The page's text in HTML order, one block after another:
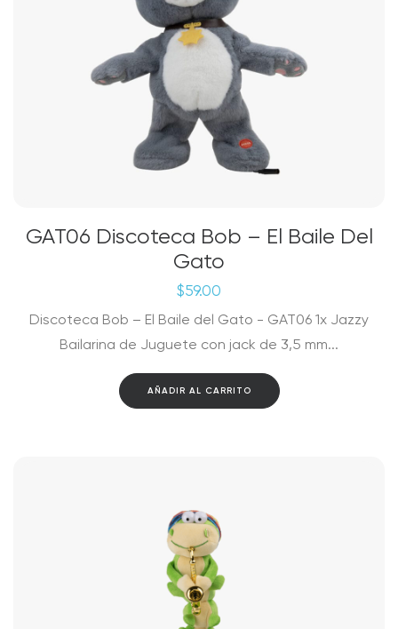
GAT06 Discoteca Bob – El Baile Del
Gato
$59.00
Discoteca Bob – El Baile del Gato - GAT06 1x Jazzy
Bailarina de Juguete con jack de 3,5 mm...
AÑADIR AL CARRITO